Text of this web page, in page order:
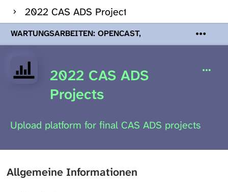
2022 CAS ADS Projects
WARTUNGSARBEITEN: OPENCAST,
PODCASTS & TOBIRA
Mi 19. August
Wartungsarbeiten an den Opencast-
Servern werden Ihnen Podcasts,
Opencast-Videos und Tobira nicht zur
Verfügung stehen. Kontakt:
2022 CAS ADS
Projects
Upload platform for final CAS ADS projects
Allgemeine Informationen